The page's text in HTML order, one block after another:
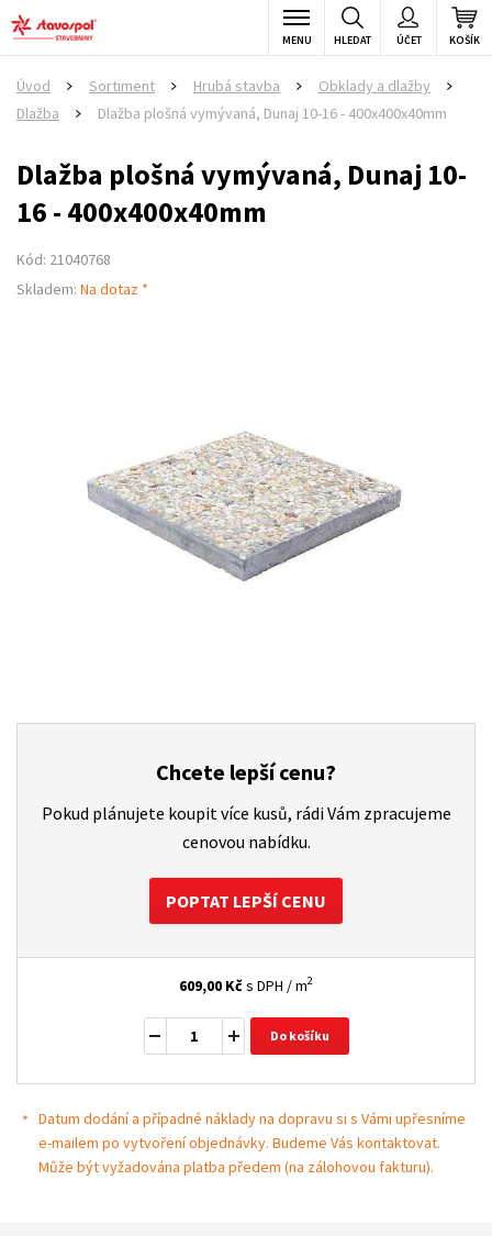
KOŠÍK
ÚČET
HLEDAT
MENU
Úvod Sortiment Hrubá stavba Obklady a dlažby
Dlažba
Dlažba plošná vymývaná, Dunaj 10-16 - 400x400x40mm
Dlažba plošná vymývaná, Dunaj 10-
16 - 400x400x40mm
Kód: 21040768
Skladem: Na dotaz *
Chcete lepší cenu?
Pokud plánujete koupit více kusů, rádi Vám zpracujeme
cenovou nabídku.
POPTAT LEPŠÍ CENU
609,00 Kčs DPH / m2
Do košíku
Datum dodání a případné náklady na dopravu si s Vámi upřesníme
e-mailem po vytvoření objednávky. Budeme Vás kontaktovat.
Může být vyžadována platba předem (na zálohovou fakturu).